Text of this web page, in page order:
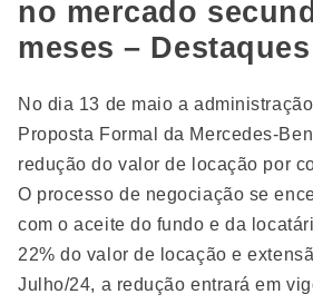
no mercado
meses –
No dia 13 de maio a
Proposta Formal da Mercedes-
redução do valor de locação por
O processo de negociação se
com o aceite do fundo e da
22% do valor de locação e
Julho/24, a redução entrará em